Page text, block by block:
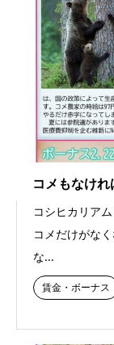
コメもなけ
コシヒカリア
コメだけがな
な...
賃金・ボーナス